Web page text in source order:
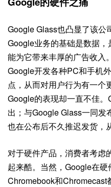
Google Glass也凸显了该公
Google业务的基础是数据
能为它带来丰厚的广告收入
Google开发各种PC和手机
点，从而对用户行为有一个
Google的表现却一直不佳
出；与Google Glass一同发
也在公布后不久推迟发货，
对于硬件产品，消费者考虑
起来酷。当然，Google在硬
Chromebook和